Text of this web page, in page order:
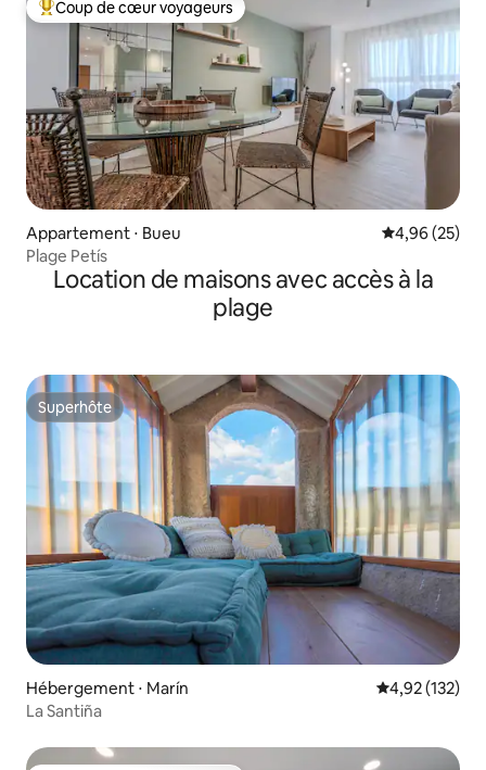
Coups de cœur voyageurs les plus appréciés
Coup de cœur voyageurs
Appartement ⋅ Bueu Évaluation
4,96 (25)
Plage Petís
Location de maisons avec accès à la
plage
Superhôte
Superhôte
Hébergement ⋅ Marín Évaluation
4,92 (132)
La Santiña